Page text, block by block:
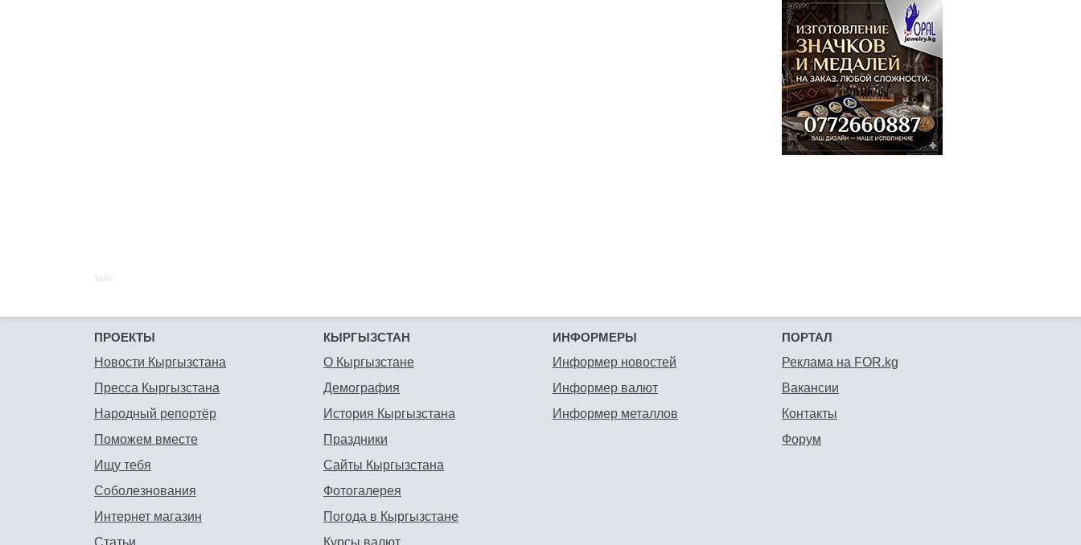
SAPE:
ПРОЕКТЫ
Новости Кыргызстана
Пресса Кыргызстана
Народный репортёр
Поможем вместе
Ищу тебя
Соболезнования
Интернет магазин
КЫРГЫЗСТАН
О Кыргызстане
Демография
История Кыргызстана
Праздники
Сайты Кыргызстана
Фотогалерея
Погода в Кыргызстане
ИНФОРМЕРЫ
Информер новостей
Информер валют
Информер металлов
ПОРТАЛ
Реклама на FOR.kg
Вакансии
Контакты
Форум